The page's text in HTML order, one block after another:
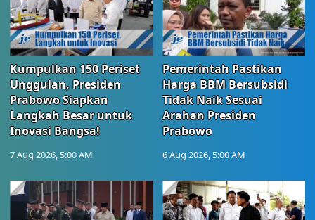
Kumpulkan 150 Periset
Unggulan, Presiden
Prabowo Siapkan
Langkah Besar untuk
Inovasi Bangsa!
7 Aug 2026, 5:00 AM
Pemerintah Pastikan
Harga BBM Bersubsidi
Tidak Naik Sesuai
Arahan Presiden
Prabowo
6 Aug 2026, 5:00 AM